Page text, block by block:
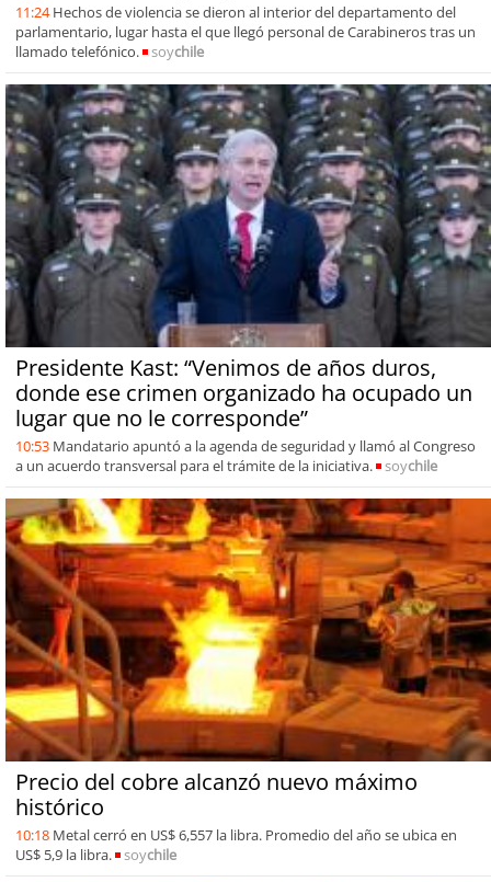
11:24 Hechos de violencia se dieron al interior del departamento del
parlamentario, lugar hasta el que llegó personal de Carabineros tras un
llamado telefónico.
soychile
Presidente Kast: “Venimos de años duros,
donde ese crimen organizado ha ocupado un
lugar que no le corresponde”
10:53 Mandatario apuntó a la agenda de seguridad y llamó al Congreso
a un acuerdo transversal para el trámite de la iniciativa.
soychile
Precio del cobre alcanzó nuevo máximo
histórico
10:18 Metal cerró en US$ 6,557 la libra. Promedio del año se ubica en
US$ 5,9 la libra.
soychile